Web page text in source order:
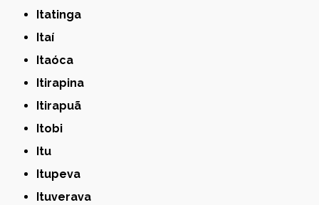
Itatinga
Itaí
Itaóca
Itirapina
Itirapuã
Itobi
Itu
Itupeva
Ituverava